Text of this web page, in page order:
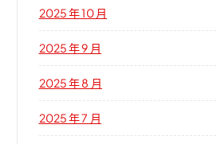
2025 年 10 月
2025 年 9 月
2025 年 8 月
2025 年 7 月